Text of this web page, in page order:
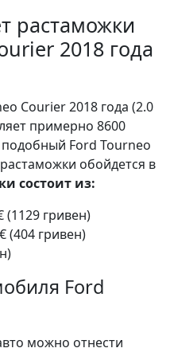
растаможки
2018 года
Courier 2018 года (2.0
примерно 8600
Ford Tourneo
обойдется в
состоит из:
(1129 гривен)
(404 гривен)
Ford
можно отнести